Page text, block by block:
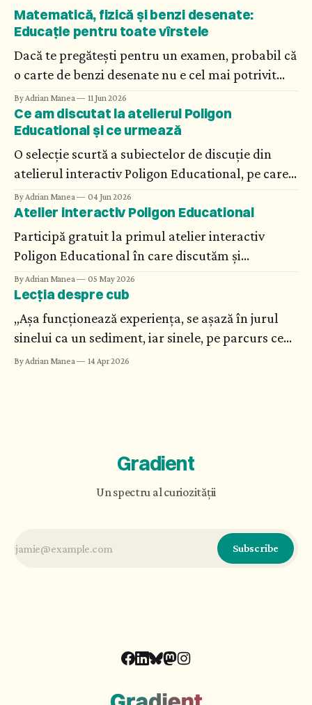
Matematică, fizică și benzi desenate:
Educație pentru toate vîrstele
Dacă te pregătești pentru un examen, probabil că
o carte de benzi desenate nu e cel mai potrivit
material de studiu. Dar vizualizarea științei, a
matematicii abstracte și umanizarea
cercetătorilor fac din astfel de cărți recomandări
din care elevii, părinții și profesorii au multe de
învățat.
By Adrian Manea 11 Jun 2026
Ce am discutat la atelierul Poligon
Educational și ce urmează
O selecție scurtă a subiectelor de discuție din
atelierul interactiv Poligon Educational, pe care
urmează să o extindem în cursuri personalizate.
By Adrian Manea 04 Jun 2026
Atelier interactiv Poligon Educational
Participă gratuit la primul atelier interactiv
Poligon Educational în care discutăm și
exemplificăm unelte și metode moderne de
educație științifică și matematică.
By Adrian Manea 05 May 2026
Lecția despre cub
„Așa funcționează experiența, se așază în jurul
sinelui ca un sediment, iar sinele, pe parcurs ce
posibilitățile se deschid și se înmulțesc, devine
By Adrian Manea 14 Apr 2026
Gradient
Un spectru al curiozității
Subscribe